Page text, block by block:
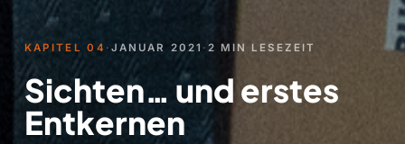
KAPITEL 04 · JANUAR 2021 · 2 MIN LESEZEIT
Sichten… und erstes
Entkernen